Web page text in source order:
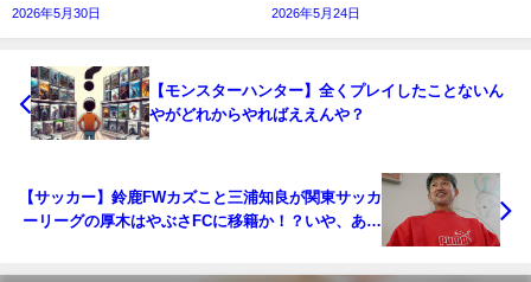
2026年5月30日 2026年5月24日
【モンスターハンター】全くプレイしたことないん
やがどれからやればええんや？
【サッカー】鈴鹿FWカズこと三浦知良が関東サッカ
ーリーグの厚木はやぶさFCに移籍か！？いや、あそ